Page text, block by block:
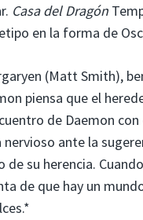
Casa del Dragón
en la forma de
(Matt Smith),
piensa que el
de Daemon
nervioso ante la
de su herencia.
de que hay un